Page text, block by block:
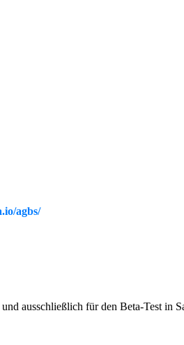
agbs/
ausschließlich für den Beta-Test in